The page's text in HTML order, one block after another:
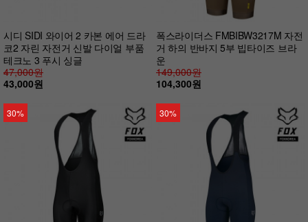
시디 SIDI 와이어 2 카본 에어 드라
코2 자린 자전거 신발 다이얼 부품
테크노 3 푸시 싱글
47,000원
43,000원
폭스라이더스 FMBIBW3217M 자전
거 하의 반바지 5부 빕타이즈 브라
운
149,000원
104,300원
30% 30%